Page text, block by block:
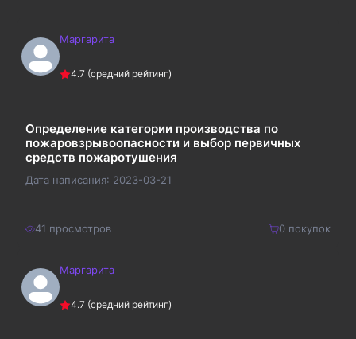
Маргарита
4.7 (средний рейтинг)
Определение категории производства по
пожаровзрывоопасности и выбор первичных
средств пожаротушения
Дата написания: 2023-03-21
41 просмотров 0покупок
300 ₽Маргарита
4.7 (средний рейтинг)